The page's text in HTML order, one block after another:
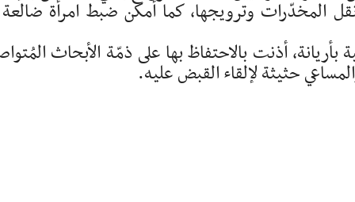
المخدّرات وترويجها، كما أمكن ضبط امرأة
بأريانة، أذنت بالاحتفاظ بها على ذمّة الأبحاث
حثيثة لإلقاء القبض عليه.